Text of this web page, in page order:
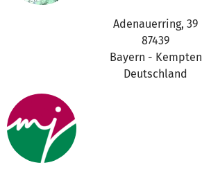
Adenauerring, 39
87439
Bayern - Kempten
Deutschland